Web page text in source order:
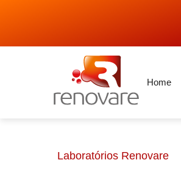
Home
Laboratórios Renovare